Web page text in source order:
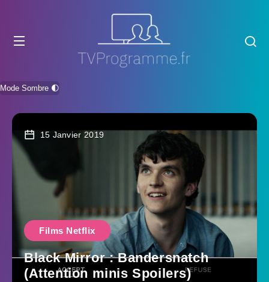
Mode Sombre 🌓
15 Janvier 2019
Films Netflix
Black Mirror : Bandersnatch
(Attention minis Spoilers)